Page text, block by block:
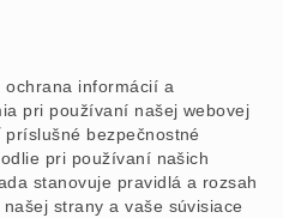
ochrana informácií a
pri používaní našej webovej
bezpečnostné
pri používaní našich
stanovuje pravidlá a rozsah
strany a vaše súvisiace